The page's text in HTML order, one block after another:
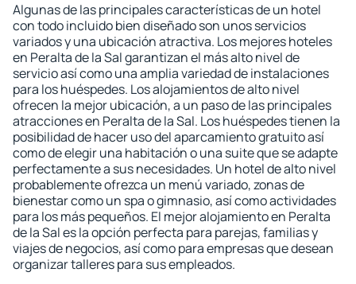
Algunas de las principales características de un hotel
con todo incluido bien diseñado son unos servicios
variados y una ubicación atractiva. Los mejores hoteles
en Peralta de la Sal garantizan el más alto nivel de
servicio así como una amplia variedad de instalaciones
para los huéspedes. Los alojamientos de alto nivel
ofrecen la mejor ubicación, a un paso de las principales
atracciones en Peralta de la Sal. Los huéspedes tienen la
posibilidad de hacer uso del aparcamiento gratuito así
como de elegir una habitación o una suite que se adapte
perfectamente a sus necesidades. Un hotel de alto nivel
probablemente ofrezca un menú variado, zonas de
bienestar como un spa o gimnasio, así como actividades
para los más pequeños. El mejor alojamiento en Peralta
de la Sal es la opción perfecta para parejas, familias y
viajes de negocios, así como para empresas que desean
organizar talleres para sus empleados.